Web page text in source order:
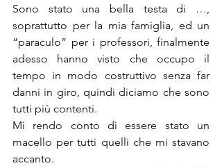
Sono stato una bella testa di …,
soprattutto per la mia famiglia, ed un
“paraculo” per i professori, finalmente
adesso hanno visto che occupo il
tempo in modo costruttivo senza far
danni in giro, quindi diciamo che sono
tutti più contenti.
Mi rendo conto di essere stato un
macello per tutti quelli che mi stavano
accanto.